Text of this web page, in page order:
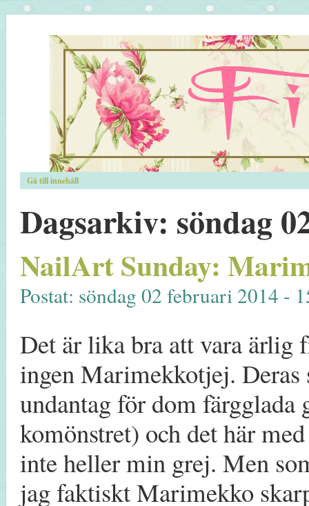
Gå till innehåll
Dagsarkiv: söndag
NailArt Sunday:
Postat: söndag 02 februari 2014 -
Det är lika bra att vara ärlig
ingen Marimekkotjej.
undantag för dom
komönstret) och det här
inte heller min grej. Men
jag faktiskt Marimekko